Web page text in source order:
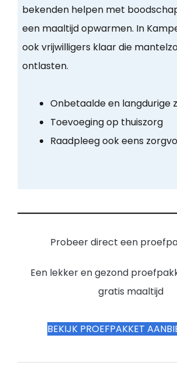
bekenden helpen met
een maaltijd opwarmen. In
ook vrijwilligers klaar die
ontlasten.
Onbetaalde en langdurige
Toevoeging op thuiszorg
Raadpleeg ook eens
Probeer direct een
Een lekker en gezond
gratis maaltijd
BEKIJK PROEFPAKKET